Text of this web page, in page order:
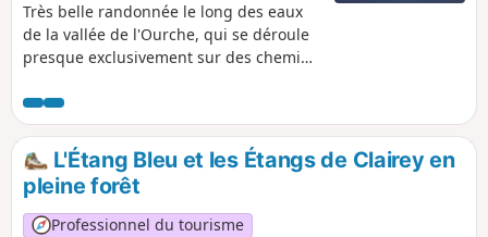
Très belle randonnée le long des eaux
de la vallée de l'Ourche, qui se déroule
presque exclusivement sur des chemins
Pour les amoureux de la nature et de
l'eau ! Il est conseillé d'utiliser
l'application visorando pour se
géolocaliser à certains points.
L'Étang Bleu et les Étangs de Clairey en
pleine forêt
Professionnel du tourisme